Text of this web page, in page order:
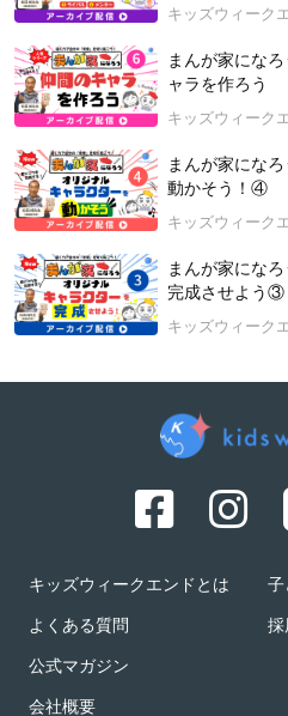
キッズウィーク
まんが家にな
ャラを作ろう
キッズウィーク
まんが家にな
動かそう！④
キッズウィーク
まんが家にな
完成させよう③
キッズウィーク
キッズウィークエンドとは
よくある質問
公式マガジン
会社概要